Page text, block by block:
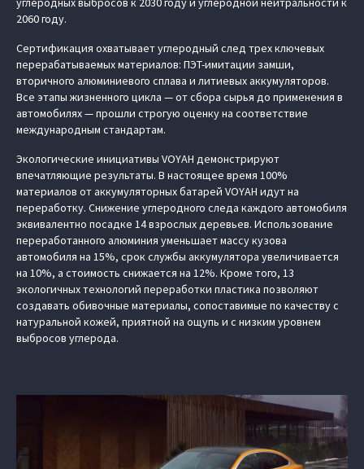
2060 году.
Сертификация охватывает углеродный след трех ключевых
перерабатываемых материалов: ПЭТ-имитации замши,
вторичного алюминиевого сплава и литиевых аккумуляторов.
Все этапы жизненного цикла — от сбора сырья до применения в
автомобилях — прошли строгую оценку на соответствие
международным стандартам.
Экологические инициативы VOYAH демонстрируют
впечатляющие результаты. В настоящее время 100%
материалов от аккумуляторных батарей VOYAH идут на
переработку. Снижение углеродного следа каждого автомобиля
эквивалентно посадке 14 взрослых деревьев. Использование
переработанного алюминия уменьшает массу кузова
автомобиля на 15%, срок службы аккумулятора увеличивается
на 10%, а стоимость снижается на 12%. Кроме того, 13
экологичных технологий переработки пластика позволяют
создавать обивочные материалы, сопоставимые по качеству с
натуральной кожей, приятной на ощупь и с низким уровнем
выбросов углерода.